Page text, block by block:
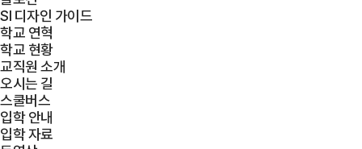
SI 디자인 가이드
학교 연혁
학교 현황
교직원 소개
오시는 길
스쿨버스
입학 안내
입학 자료